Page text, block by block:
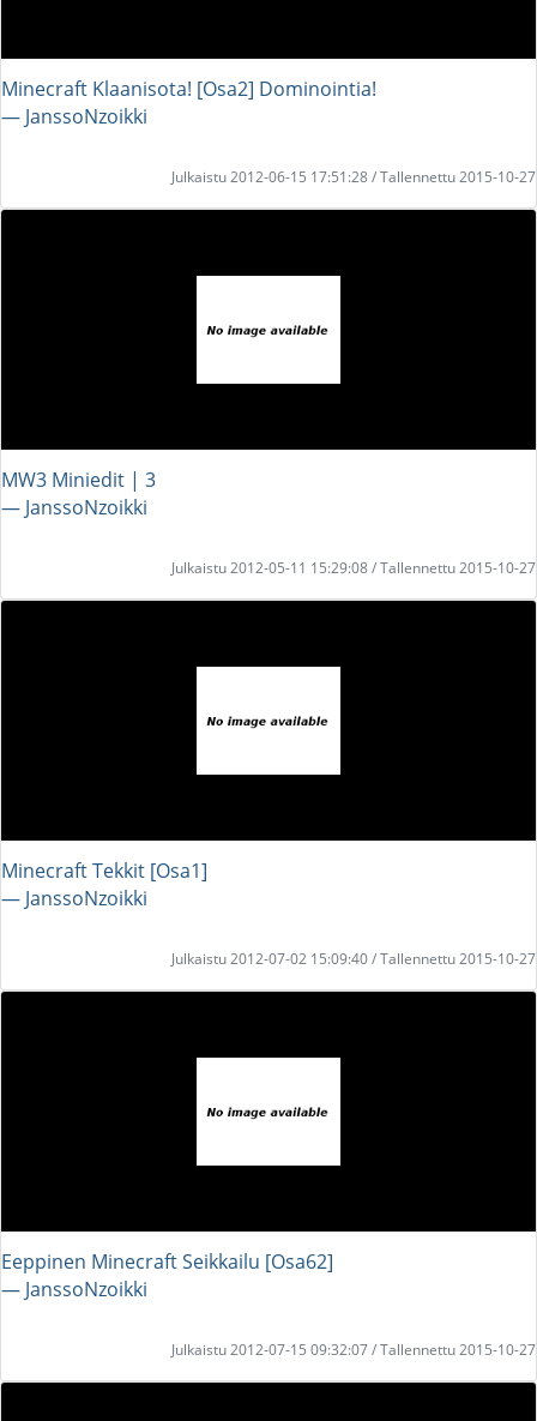
Minecraft Klaanisota! [Osa2] Dominointia!
― JanssoNzoikki
Julkaistu 2012-06-15 17:51:28 / Tallennettu 2015-10-27
MW3 Miniedit | 3
― JanssoNzoikki
Julkaistu 2012-05-11 15:29:08 / Tallennettu 2015-10-27
Minecraft Tekkit [Osa1]
― JanssoNzoikki
Julkaistu 2012-07-02 15:09:40 / Tallennettu 2015-10-27
Eeppinen Minecraft Seikkailu [Osa62]
― JanssoNzoikki
Julkaistu 2012-07-15 09:32:07 / Tallennettu 2015-10-27